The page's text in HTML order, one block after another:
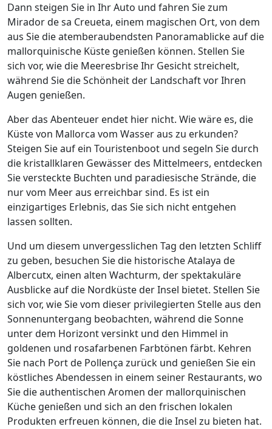
Dann steigen Sie in Ihr Auto und fahren Sie zum
Mirador de sa Creueta, einem magischen Ort, von dem
aus Sie die atemberaubendsten Panoramablicke auf die
mallorquinische Küste genießen können. Stellen Sie
sich vor, wie die Meeresbrise Ihr Gesicht streichelt,
während Sie die Schönheit der Landschaft vor Ihren
Augen genießen.
Aber das Abenteuer endet hier nicht. Wie wäre es, die
Küste von Mallorca vom Wasser aus zu erkunden?
Steigen Sie auf ein Touristenboot und segeln Sie durch
die kristallklaren Gewässer des Mittelmeers, entdecken
Sie versteckte Buchten und paradiesische Strände, die
nur vom Meer aus erreichbar sind. Es ist ein
einzigartiges Erlebnis, das Sie sich nicht entgehen
lassen sollten.
Und um diesem unvergesslichen Tag den letzten Schliff
zu geben, besuchen Sie die historische Atalaya de
Albercutx, einen alten Wachturm, der spektakuläre
Ausblicke auf die Nordküste der Insel bietet. Stellen Sie
sich vor, wie Sie vom dieser privilegierten Stelle aus den
Sonnenuntergang beobachten, während die Sonne
unter dem Horizont versinkt und den Himmel in
goldenen und rosafarbenen Farbtönen färbt. Kehren
Sie nach Port de Pollença zurück und genießen Sie ein
köstliches Abendessen in einem seiner Restaurants, wo
Sie die authentischen Aromen der mallorquinischen
Küche genießen und sich an den frischen lokalen
Produkten erfreuen können, die die Insel zu bieten hat.